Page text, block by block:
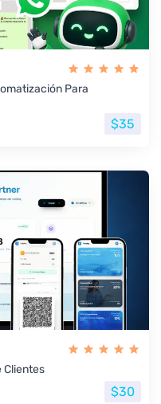
Para
$35
Clientes
$30